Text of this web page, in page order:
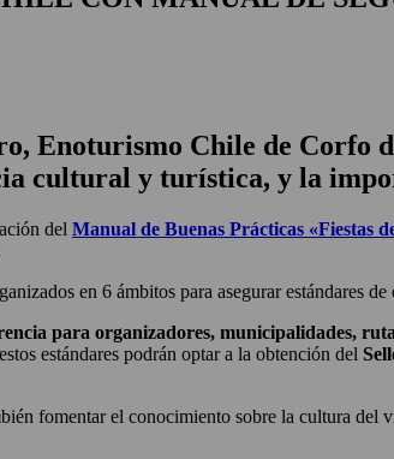
Enoturismo Chile de Corfo
cultural y turística, y la
del Manual de Buenas Prácticas «Fiestas
en 6 ámbitos para asegurar estándares
para organizadores, municipalidades,
estándares podrán optar a la obtención del
fomentar el conocimiento sobre la cultura